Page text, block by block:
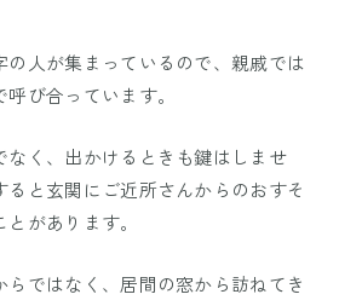
の人が集まっているので、親戚では
び合っています。
なく、出かけるときも鍵はしませ
ると玄関にご近所さんからのおすそ
があります。
らではなく、居間の窓から訪ねてき